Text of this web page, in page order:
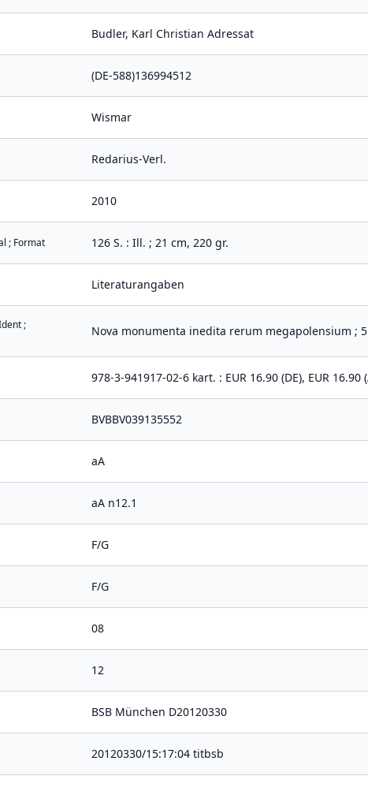
Budler, Karl Christian Adressat
(DE-588)136994512
Wismar
Redarius-Verl.
2010
; Format 126 S. : Ill. ; 21 cm, 220 gr.
Literaturangaben
;
Nova monumenta inedita rerum megapolensium ; 5
978-3-941917-02-6 kart. : EUR 16.90 (DE), EUR 16.90
BVBBV039135552
aA
aA n12.1
F/G
F/G
08
12
BSB München D20120330
20120330/15:17:04 titbsb